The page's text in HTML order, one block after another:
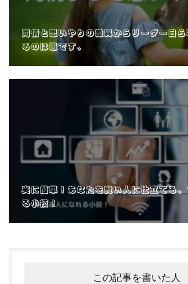
同情と思いやりの差異からリーダー自ら
るのは愚です。
実に簡単！あなたを賢い人に仕立てる
る小技！
この記事を書いた人